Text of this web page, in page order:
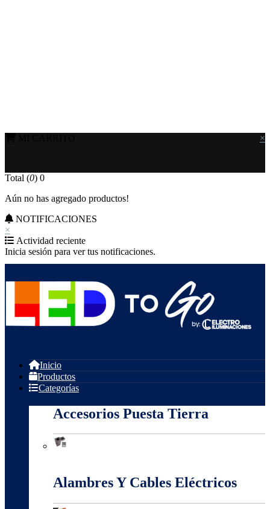
×
Total (0) 0
Aún no has agregado productos!
NOTIFICACIONES
×
Actividad reciente
Inicia sesión para ver tus notificaciones.
Inicio
Productos
Categorías
Accesorios Puesta Tierra
Alambres Y Cables Eléctricos